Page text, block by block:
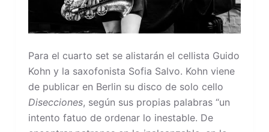
Para el cuarto set se alistarán el cellista Guido
Kohn y la saxofonista Sofia Salvo. Kohn viene
de publicar en Berlin su disco de solo cello
Disecciones, según sus propias palabras “un
intento fatuo de ordenar lo inestable. De